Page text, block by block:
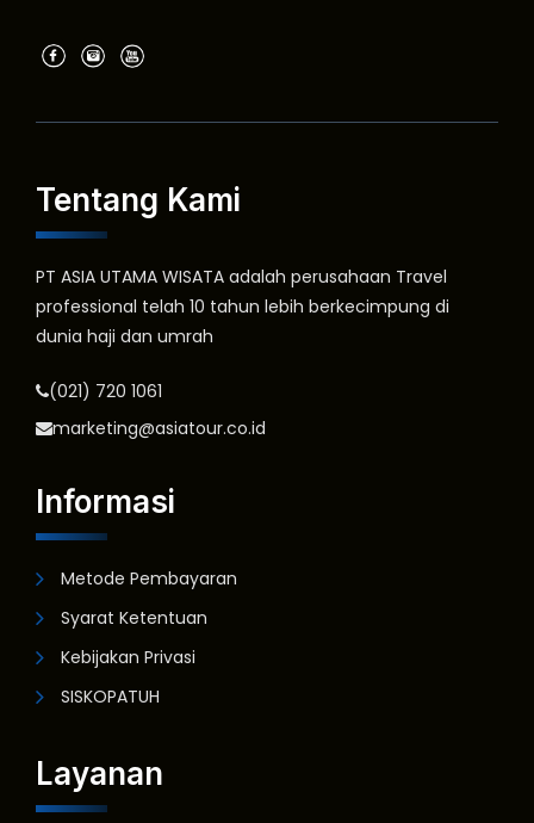
Tentang Kami
PT ASIA UTAMA WISATA adalah perusahaan Travel
professional telah 10 tahun lebih berkecimpung di
dunia haji dan umrah
(021) 720 1061
marketing@asiatour.co.id
Informasi
Metode Pembayaran
Syarat Ketentuan
Kebijakan Privasi
SISKOPATUH
Layanan